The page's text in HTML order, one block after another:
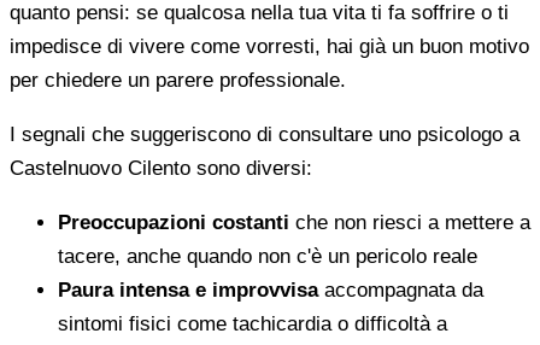
quanto pensi: se qualcosa nella tua vita ti fa soffrire o ti
impedisce di vivere come vorresti, hai già un buon motivo
per chiedere un parere professionale.
I segnali che suggeriscono di consultare uno psicologo a
Castelnuovo Cilento sono diversi:
Preoccupazioni costanti che non riesci a mettere a
tacere, anche quando non c'è un pericolo reale
Paura intensa e improvvisaaccompagnata da
sintomi fisici come tachicardia o difficoltà a